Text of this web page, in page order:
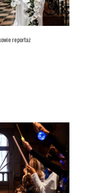
reportaż